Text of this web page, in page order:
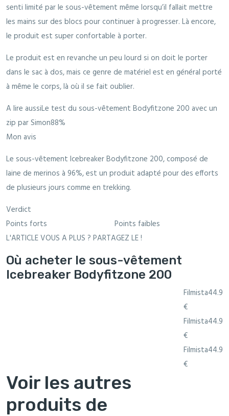
senti limité par le sous-vêtement même lorsqu’il fallait mettre
les mains sur des blocs pour continuer à progresser. Là encore,
le produit est super confortable à porter.
Le produit est en revanche un peu lourd si on doit le porter
dans le sac à dos, mais ce genre de matériel est en général porté
à même le corps, là où il se fait oublier.
A lire aussiLe test du sous-vêtement Bodyfitzone 200 avec un
zip par Simon88%
Mon avis
Le sous-vêtement Icebreaker Bodyfitzone 200, composé de
laine de merinos à 96%, est un produit adapté pour des efforts
de plusieurs jours comme en trekking.
Verdict
Points forts
Points faibles
L'ARTICLE VOUS A PLUS ? PARTAGEZ LE !
Où acheter le sous-vêtement
Icebreaker Bodyfitzone 200
Filmista44.9
€
Filmista44.9
€
Filmista44.9
€
Voir les autres
produits de